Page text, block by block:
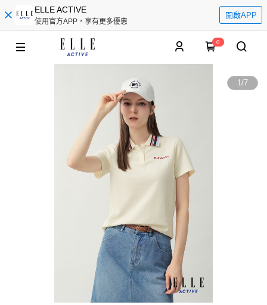
ELLE ACTIVE
使用官方APP，享有更多優惠
開啟APP
0
1/7